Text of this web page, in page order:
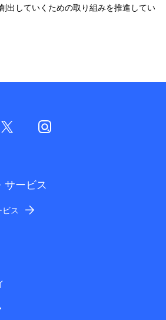
出していくための取り組みを推進してい
サービス
ス